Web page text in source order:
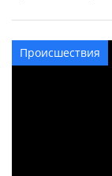
горел
Происшествия